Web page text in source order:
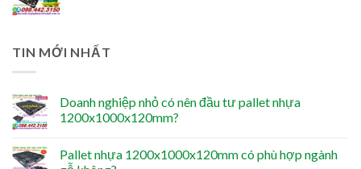
TIN MỚI NHẤT
Doanh nghiệp nhỏ có nên đầu tư pallet nhựa
1200x1000x120mm?
Pallet nhựa 1200x1000x120mm có phù hợp ngành